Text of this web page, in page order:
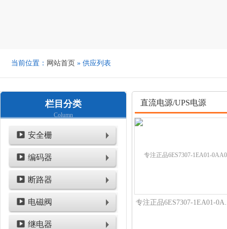
当前位置： 网站首页 » 供应列表
栏目分类
Column
安全栅
编码器
断路器
电磁阀
继电器
直流电源/UPS电源
专注正品